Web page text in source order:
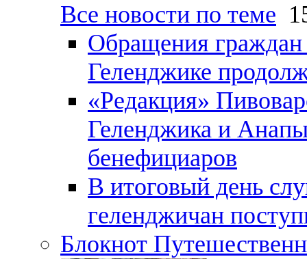
Все новости по теме
Обращения граждан
Геленджике
«Редакция»
Геленджика и
бенефициаров
В итоговый день
геленджичан
Блокнот